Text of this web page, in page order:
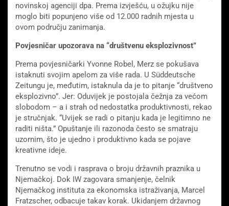
novinskoj agenciji dpa. Prema izvješću, u ožujku nije
moglo biti popunjeno više od 12.000 radnih mjesta u
ovom području zanimanja.
Povjesničar upozorava na “društvenu eksplozivnost”
Prema povjesničarki Yvonne Robel, Merz se pokušava
istaknuti svojim apelom za više rada. U Süddeutsche
Zeitungu je, međutim, istaknula da je to pitanje “društveno
eksplozivno”. Jer: Oduvijek je postojala čežnja za većom
slobodom – a i strah od nedostatka produktivnosti, rekao
je stručnjak. “Uvijek se radi o pitanju kada je legitimno ne
raditi ništa.” Opuštanje ili razonoda često se smatraju
uzornim, što je ujedno i produktivno kada se pojave
kreativne ideje.
Trenutno se vodi i rasprava o broju državnih praznika u
Njemačkoj. Dok IW zagovara smanjenje, čelnik
Njemačkog instituta za ekonomska istraživanja, Marcel
Fratzscher, odbacuje takav korak. Ukidanjem državnog